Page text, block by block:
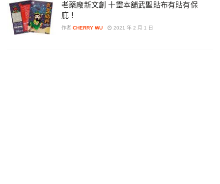
老藥廠新文創 十靈本舖武聖貼布有貼有保
庇！
作者 CHERRY WU 2021 年 2 月 1 日